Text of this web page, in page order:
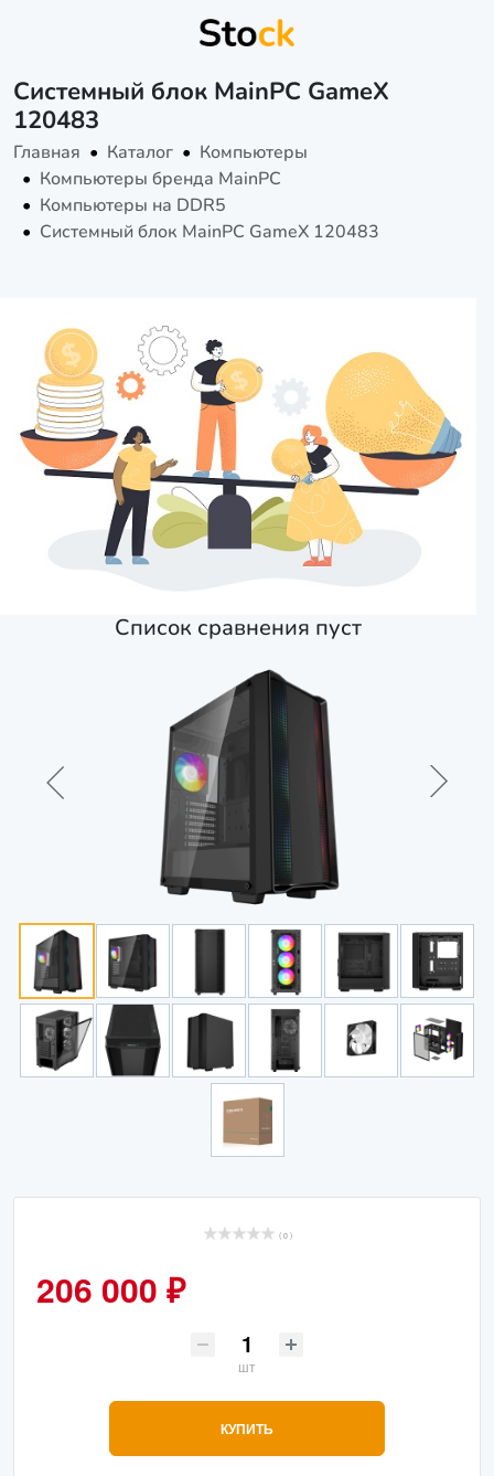
Системный блок MainPC GameX
120483
Главная Каталог
Компьютеры
Компьютеры бренда MainPC
Компьютеры на DDR5
Системный блок MainPC GameX 120483
Список сравнения пуст
( 0 )
206 000 ₽
шт
КУПИТЬ